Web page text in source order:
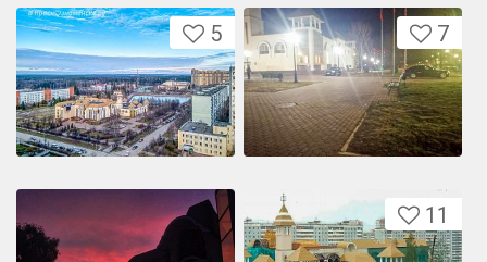
5 7
11